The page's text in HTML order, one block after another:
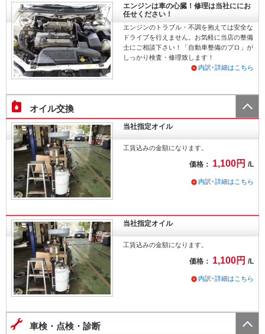
エンジンは車の心臓！修理は当社ににお
任せください！
エンジンのトラブル・不調を抱えては安全な
ドライブを行えません。お気軽に当店の整備
士にご相談下さい！「自動車整備のプロ」が
しっかり検査・修理致します！
内訳･詳細はこちら
オイル交換
当社指定オイル
工賃込みの金額になります。
価格： 1,100円 /L
内訳･詳細はこちら
当社指定オイル
工賃込みの金額になります。
価格： 1,100円 /L
内訳･詳細はこちら
車検・点検・診断